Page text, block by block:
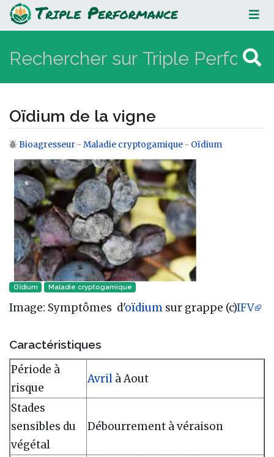
Oïdium de la vigne
Oïdium de la vigne
Aller à :navigation,rechercher
Bioagresseur - Maladie cryptogamique - Oïdium
Oïdium Maladie cryptogamique‎
Image: Symptômes d'oïdium sur grappe (c)IFV
Caractéristiques
Période à
risque
Avril à Aout
Stades
sensibles du
végétal
Débourrement à véraison